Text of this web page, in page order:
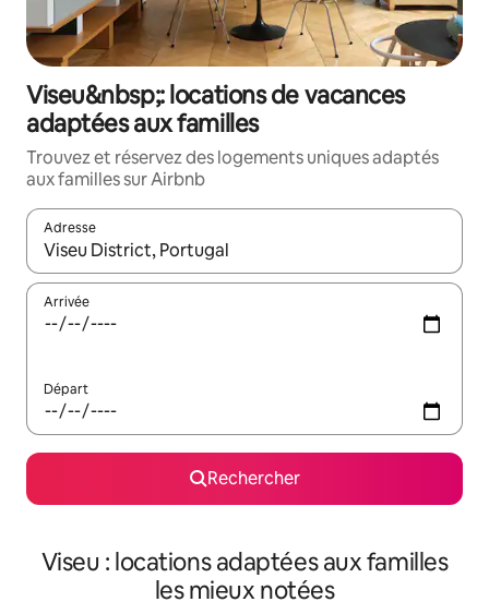
Viseu&nbsp;: locations de vacances
adaptées aux familles
Trouvez et réservez des logements uniques adaptés
aux familles sur Airbnb
Adresse
Lorsque les résultats s'affichent, utilisez les flèches vers le
Arrivée
Départ
Rechercher
Viseu : locations adaptées aux familles
les mieux notées